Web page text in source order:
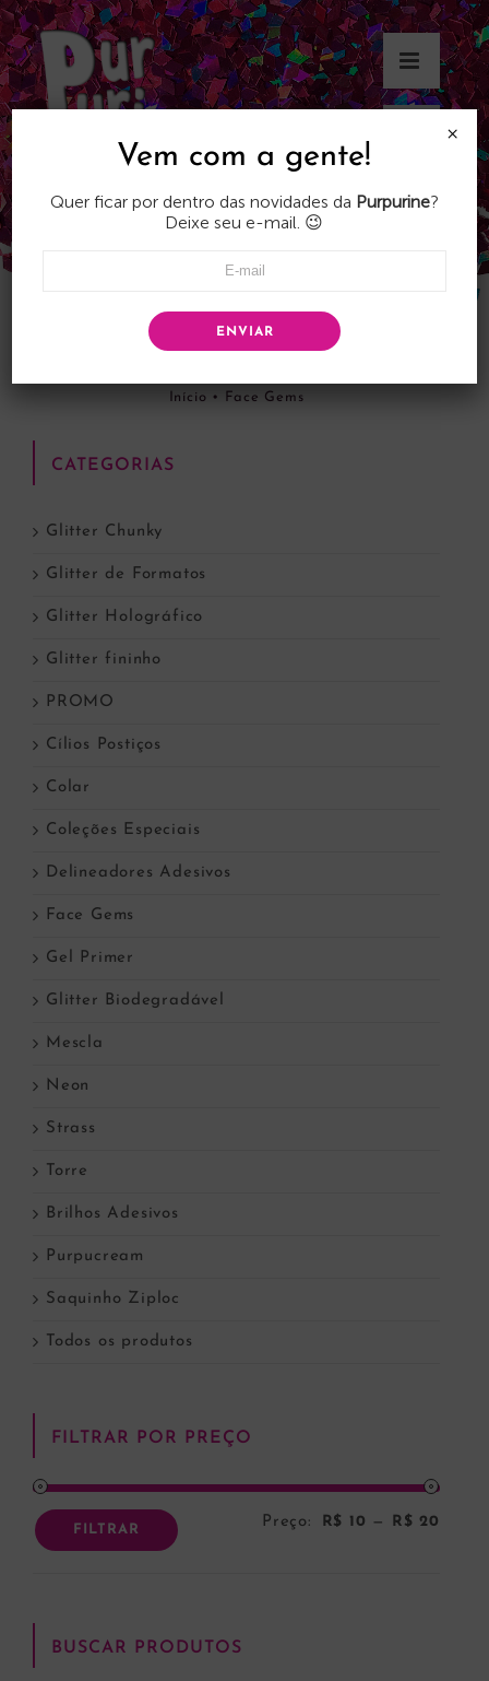
Skip
to
content
Início • Face Gems
CATEGORIAS
Glitter Chunky
Glitter de Formatos
Glitter Holográfico
Glitter fininho
PROMO
Cílios Postiços
Colar
Coleções Especiais
Delineadores Adesivos
Face Gems
Gel Primer
Glitter Biodegradável
Mescla
Neon
Strass
Torre
Brilhos Adesivos
Purpucream
Saquinho Ziploc
Todos os produtos
FILTRAR POR PREÇO
FILTRAR Preço: R$ 10 — R$ 20
BUSCAR PRODUTOS
Vem com a gente!
Quer ficar por dentro das novidades da Purpurine?
Deixe seu e-mail. 😉
ENVIAR
×